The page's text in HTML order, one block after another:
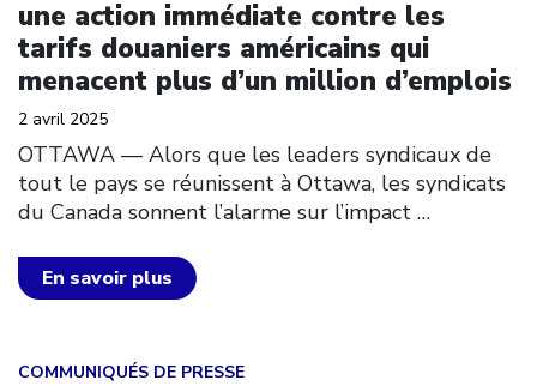
une action immédiate contre les
tarifs douaniers américains qui
menacent plus d’un million d’emplois
2 avril 2025
OTTAWA –– Alors que les leaders syndicaux de
tout le pays se réunissent à Ottawa, les syndicats
du Canada sonnent l’alarme sur l’impact …
En savoir plus
COMMUNIQUÉS DE PRESSE
Click to open the link